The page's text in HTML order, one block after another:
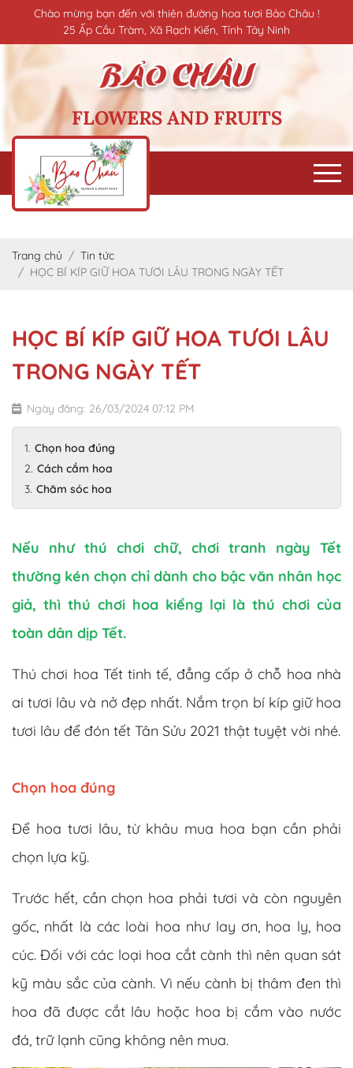
Chào mừng bạn đến với thiên đường hoa tươi Bảo Châu !
25 Ấp Cầu Tràm, Xã Rạch Kiến, Tỉnh Tây Ninh
FLOWERS AND FRUITS
Trang chủ
Tin tức
HỌC BÍ KÍP GIỮ HOA TƯƠI LÂU TRONG NGÀY TẾT
HỌC BÍ KÍP GIỮ HOA TƯƠI LÂU
TRONG NGÀY TẾT
Ngày đăng: 26/03/2024 07:12 PM
Chọn hoa đúng
Cách cắm hoa
Chăm sóc hoa
Nếu như thú chơi chữ, chơi tranh ngày Tết
thường kén chọn chỉ dành cho bậc văn nhân học
giả, thì thú chơi hoa kiểng lại là thú chơi của
toàn dân dịp Tết.
Thú chơi hoa Tết tinh tế, đẳng cấp ở chỗ hoa nhà
ai tươi lâu và nở đẹp nhất. Nắm trọn bí kíp giữ hoa
tươi lâu để đón tết Tân Sửu 2021 thật tuyệt vời nhé.
Chọn hoa đúng
Để hoa tươi lâu, từ khâu mua hoa bạn cần phải
chọn lựa kỹ.
Trước hết, cần chọn hoa phải tươi và còn nguyên
gốc, nhất là các loài hoa như lay ơn, hoa ly, hoa
cúc. Đối với các loại hoa cắt cành thì nên quan sát
kỹ màu sắc của cành. Vì nếu cành bị thâm đen thì
hoa đã được cắt lâu hoặc hoa bị cắm vào nước
đá, trữ lạnh cũng không nên mua.